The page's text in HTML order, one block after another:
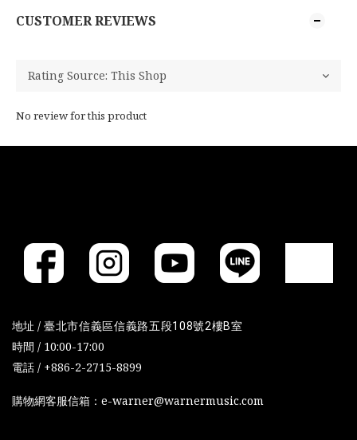
CUSTOMER REVIEWS
No review for this product
地址 / 臺北市信義區信義路五段108號2樓B室
時間 / 10:00-17:00
電話 / +886-2-2715-8899
購物網客服信箱：e-warner@warnermusic.com